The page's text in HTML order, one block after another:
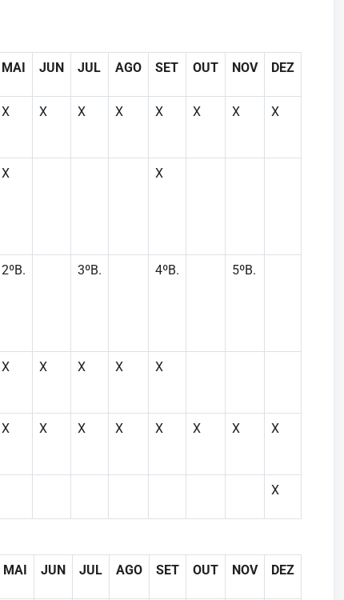
MAI JUN JUL AGO SET OUT NOV DEZ
X X X X X X X X
X X
2ºB. 3ºB. 4ºB. 5ºB.
X X X X X
X X X X X X X X
X
MAI JUN JUL AGO SET OUT NOV DEZ